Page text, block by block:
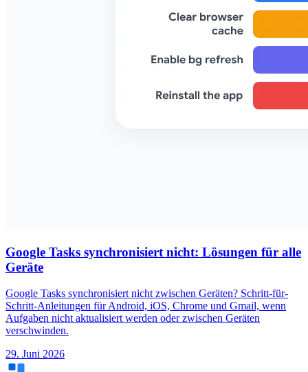
Google Tasks synchronisiert nicht: Lösungen für alle
Geräte
Google Tasks synchronisiert nicht zwischen Geräten? Schritt-für-
Schritt-Anleitungen für Android, iOS, Chrome und Gmail, wenn
Aufgaben nicht aktualisiert werden oder zwischen Geräten
verschwinden.
29. Juni 2026